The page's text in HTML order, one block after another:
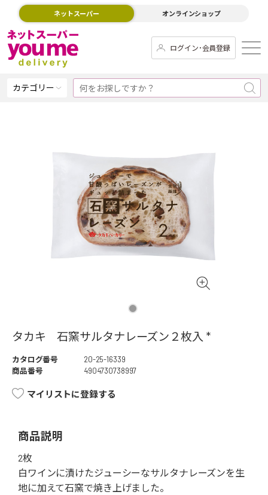
ネットスーパー オンラインショップ
ログイン･会員登録
カテゴリー
タカキ 石窯サルタナレーズン２枚入 *
カタログ番号
20-25-16339
商品番号
4904730738997
マイリストに登録する
商品説明
2枚
白ワインに漬けたジューシーなサルタナレーズンを生
地に加えて石窯で焼き上げました。